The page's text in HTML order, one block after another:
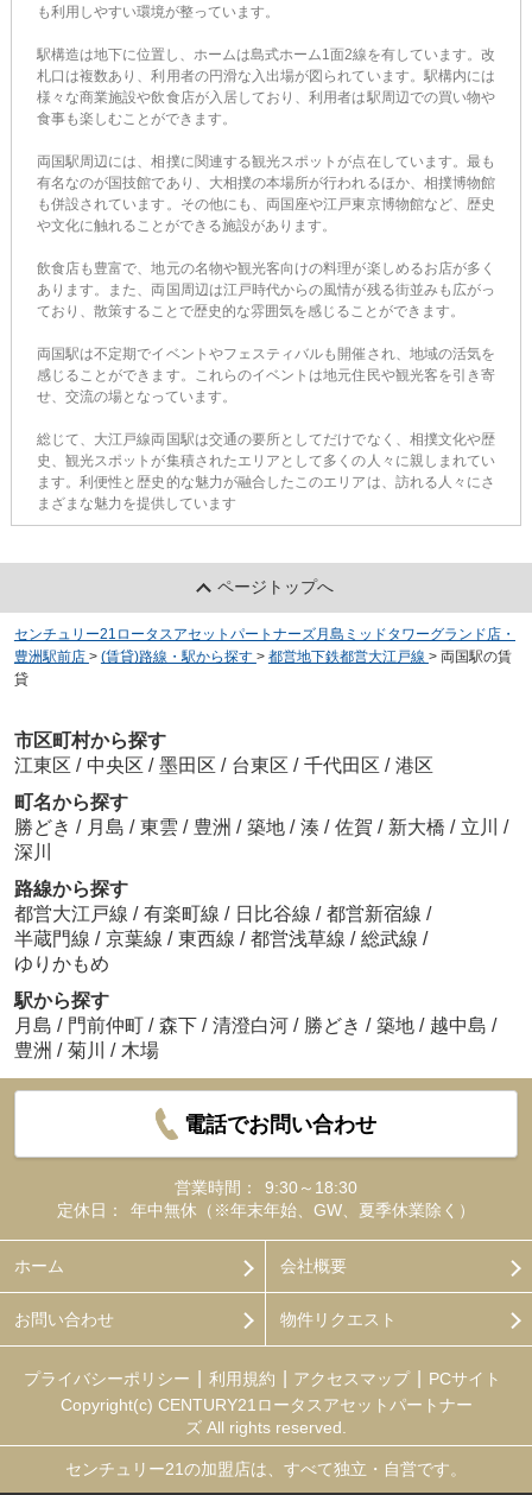
も利用しやすい環境が整っています。
駅構造は地下に位置し、ホームは島式ホーム1面2線を有しています。改
札口は複数あり、利用者の円滑な入出場が図られています。駅構内には
様々な商業施設や飲食店が入居しており、利用者は駅周辺での買い物や
食事も楽しむことができます。
両国駅周辺には、相撲に関連する観光スポットが点在しています。最も
有名なのが国技館であり、大相撲の本場所が行われるほか、相撲博物館
も併設されています。その他にも、両国座や江戸東京博物館など、歴史
や文化に触れることができる施設があります。
飲食店も豊富で、地元の名物や観光客向けの料理が楽しめるお店が多く
あります。また、両国周辺は江戸時代からの風情が残る街並みも広がっ
ており、散策することで歴史的な雰囲気を感じることができます。
両国駅は不定期でイベントやフェスティバルも開催され、地域の活気を
感じることができます。これらのイベントは地元住民や観光客を引き寄
せ、交流の場となっています。
総じて、大江戸線両国駅は交通の要所としてだけでなく、相撲文化や歴
史、観光スポットが集積されたエリアとして多くの人々に親しまれてい
ます。利便性と歴史的な魅力が融合したこのエリアは、訪れる人々にさ
まざまな魅力を提供しています
ページトップへ
センチュリー21ロータスアセットパートナーズ月島ミッドタワーグランド店・
豊洲駅前店 > (賃貸)路線・駅から探す > 都営地下鉄都営大江戸線 > 両国駅の賃
貸
市区町村から探す
江東区 / 中央区 / 墨田区 / 台東区 / 千代田区 / 港区
町名から探す
勝どき / 月島 / 東雲 / 豊洲 / 築地 / 湊 / 佐賀 / 新大橋 / 立川 /
深川
路線から探す
都営大江戸線 / 有楽町線 / 日比谷線 / 都営新宿線 /
半蔵門線 / 京葉線 / 東西線 / 都営浅草線 / 総武線 /
ゆりかもめ
駅から探す
月島 / 門前仲町 / 森下 / 清澄白河 / 勝どき / 築地 / 越中島 /
豊洲 / 菊川 / 木場
電話でお問い合わせ
営業時間：
9:30～18:30
定休日：
年中無休（※年末年始、GW、夏季休業除く）
ホーム 会社概要
お問い合わせ 物件リクエスト
プライバシーポリシー 利用規約 アクセスマップ
PCサイト
Copyright(c) CENTURY21ロータスアセットパートナー
ズ All rights reserved.
センチュリー21の加盟店は、すべて独立・自営です。